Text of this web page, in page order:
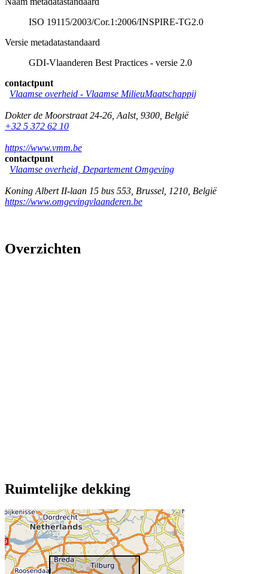
ISO 19115/2003/Cor.1:2006/INSPIRE-TG2.0
Versie metadatastandaard
GDI-Vlaanderen Best Practices - versie 2.0
contactpunt
Vlaamse overheid - Vlaamse MilieuMaatschappij
Dokter de Moorstraat 24-26 Aalst, 9300 België
+32 5 372 62 10
https://www.vmm.be
contactpunt
Vlaamse overheid, Departement Omgeving
Koning Albert II-laan 15 bus 553 Brussel 1210 België
https://www.omgevingvlaanderen.be
Overzichten
Ruimtelijke dekking